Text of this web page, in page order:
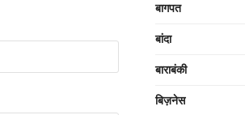
बागपत
बांदा
बाराबंकी
बिज़नेस